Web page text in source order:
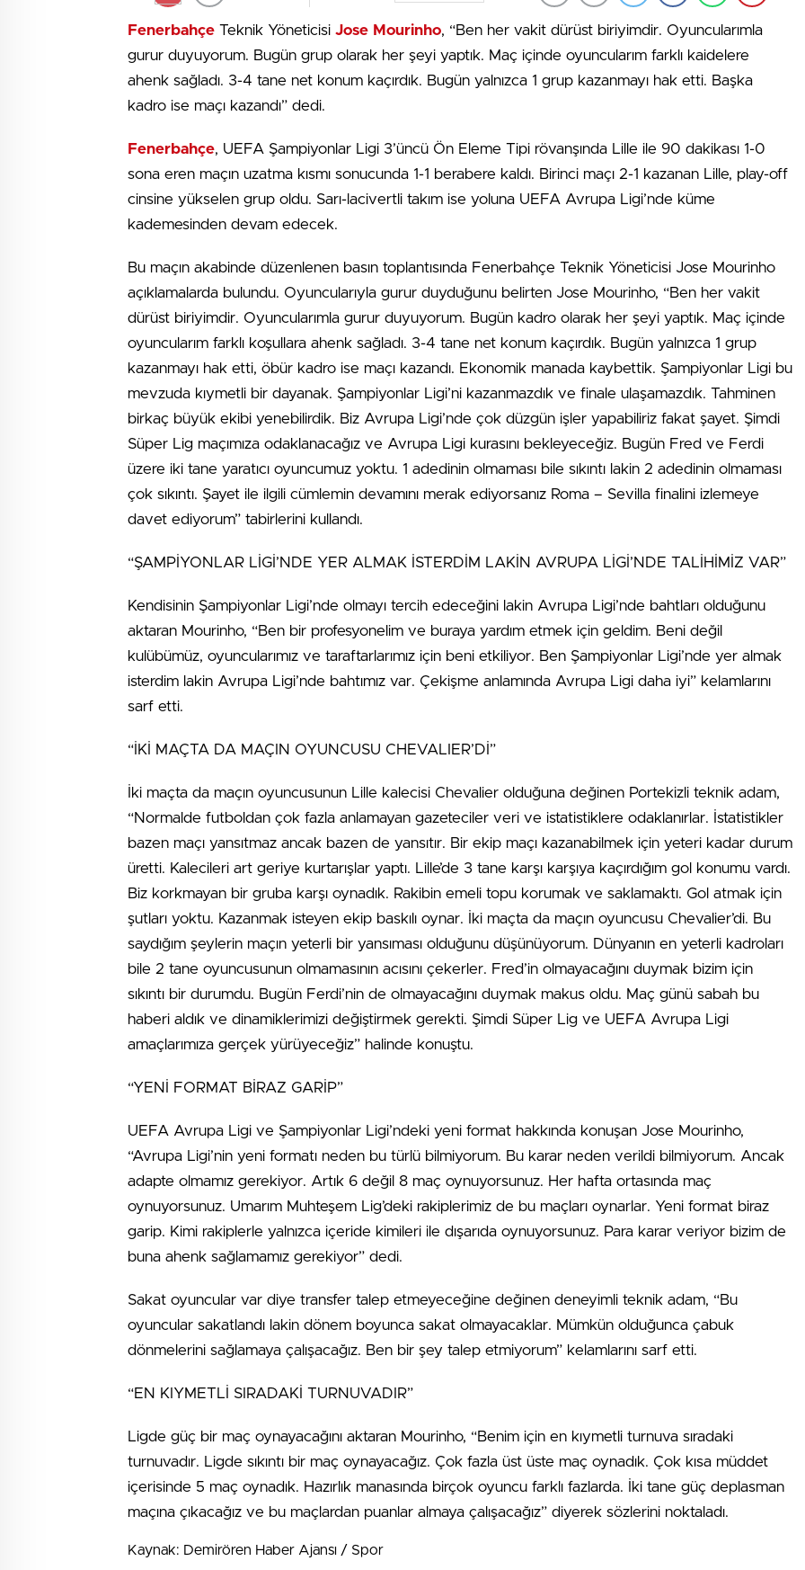
Fenerbahçe Teknik Yöneticisi Jose Mourinho, “Ben her vakit dürüst biriyimdir. Oyuncularımla
gurur duyuyorum. Bugün grup olarak her şeyi yaptık. Maç içinde oyuncularım farklı kaidelere
ahenk sağladı. 3-4 tane net konum kaçırdık. Bugün yalnızca 1 grup kazanmayı hak etti. Başka
kadro ise maçı kazandı” dedi.
Fenerbahçe, UEFA Şampiyonlar Ligi 3’üncü Ön Eleme Tipi rövanşında Lille ile 90 dakikası 1-0
sona eren maçın uzatma kısmı sonucunda 1-1 berabere kaldı. Birinci maçı 2-1 kazanan Lille, play-off
cinsine yükselen grup oldu. Sarı-lacivertli takım ise yoluna UEFA Avrupa Ligi’nde küme
kademesinden devam edecek.
Bu maçın akabinde düzenlenen basın toplantısında Fenerbahçe Teknik Yöneticisi Jose Mourinho
açıklamalarda bulundu. Oyuncularıyla gurur duyduğunu belirten Jose Mourinho, “Ben her vakit
dürüst biriyimdir. Oyuncularımla gurur duyuyorum. Bugün kadro olarak her şeyi yaptık. Maç içinde
oyuncularım farklı koşullara ahenk sağladı. 3-4 tane net konum kaçırdık. Bugün yalnızca 1 grup
kazanmayı hak etti, öbür kadro ise maçı kazandı. Ekonomik manada kaybettik. Şampiyonlar Ligi bu
mevzuda kıymetli bir dayanak. Şampiyonlar Ligi’ni kazanmazdık ve finale ulaşamazdık. Tahminen
birkaç büyük ekibi yenebilirdik. Biz Avrupa Ligi’nde çok düzgün işler yapabiliriz fakat şayet. Şimdi
Süper Lig maçımıza odaklanacağız ve Avrupa Ligi kurasını bekleyeceğiz. Bugün Fred ve Ferdi
üzere iki tane yaratıcı oyuncumuz yoktu. 1 adedinin olmaması bile sıkıntı lakin 2 adedinin olmaması
çok sıkıntı. Şayet ile ilgili cümlemin devamını merak ediyorsanız Roma – Sevilla finalini izlemeye
davet ediyorum” tabirlerini kullandı.
“ŞAMPİYONLAR LİGİ’NDE YER ALMAK İSTERDİM LAKİN AVRUPA LİGİ’NDE TALİHİMİZ VAR”
Kendisinin Şampiyonlar Ligi’nde olmayı tercih edeceğini lakin Avrupa Ligi’nde bahtları olduğunu
aktaran Mourinho, “Ben bir profesyonelim ve buraya yardım etmek için geldim. Beni değil
kulübümüz, oyuncularımız ve taraftarlarımız için beni etkiliyor. Ben Şampiyonlar Ligi’nde yer almak
isterdim lakin Avrupa Ligi’nde bahtımız var. Çekişme anlamında Avrupa Ligi daha iyi” kelamlarını
sarf etti.
“İKİ MAÇTA DA MAÇIN OYUNCUSU CHEVALIER’Dİ”
İki maçta da maçın oyuncusunun Lille kalecisi Chevalier olduğuna değinen Portekizli teknik adam,
“Normalde futboldan çok fazla anlamayan gazeteciler veri ve istatistiklere odaklanırlar. İstatistikler
bazen maçı yansıtmaz ancak bazen de yansıtır. Bir ekip maçı kazanabilmek için yeteri kadar durum
üretti. Kalecileri art geriye kurtarışlar yaptı. Lille’de 3 tane karşı karşıya kaçırdığım gol konumu vardı.
Biz korkmayan bir gruba karşı oynadık. Rakibin emeli topu korumak ve saklamaktı. Gol atmak için
şutları yoktu. Kazanmak isteyen ekip baskılı oynar. İki maçta da maçın oyuncusu Chevalier’di. Bu
saydığım şeylerin maçın yeterli bir yansıması olduğunu düşünüyorum. Dünyanın en yeterli kadroları
bile 2 tane oyuncusunun olmamasının acısını çekerler. Fred’in olmayacağını duymak bizim için
sıkıntı bir durumdu. Bugün Ferdi’nin de olmayacağını duymak makus oldu. Maç günü sabah bu
haberi aldık ve dinamiklerimizi değiştirmek gerekti. Şimdi Süper Lig ve UEFA Avrupa Ligi
amaçlarımıza gerçek yürüyeceğiz” halinde konuştu.
“YENİ FORMAT BİRAZ GARİP”
UEFA Avrupa Ligi ve Şampiyonlar Ligi’ndeki yeni format hakkında konuşan Jose Mourinho,
“Avrupa Ligi’nin yeni formatı neden bu türlü bilmiyorum. Bu karar neden verildi bilmiyorum. Ancak
adapte olmamız gerekiyor. Artık 6 değil 8 maç oynuyorsunuz. Her hafta ortasında maç
oynuyorsunuz. Umarım Muhteşem Lig’deki rakiplerimiz de bu maçları oynarlar. Yeni format biraz
garip. Kimi rakiplerle yalnızca içeride kimileri ile dışarıda oynuyorsunuz. Para karar veriyor bizim de
buna ahenk sağlamamız gerekiyor” dedi.
Sakat oyuncular var diye transfer talep etmeyeceğine değinen deneyimli teknik adam, “Bu
oyuncular sakatlandı lakin dönem boyunca sakat olmayacaklar. Mümkün olduğunca çabuk
dönmelerini sağlamaya çalışacağız. Ben bir şey talep etmiyorum” kelamlarını sarf etti.
“EN KIYMETLİ SIRADAKİ TURNUVADIR”
Ligde güç bir maç oynayacağını aktaran Mourinho, “Benim için en kıymetli turnuva sıradaki
turnuvadır. Ligde sıkıntı bir maç oynayacağız. Çok fazla üst üste maç oynadık. Çok kısa müddet
içerisinde 5 maç oynadık. Hazırlık manasında birçok oyuncu farklı fazlarda. İki tane güç deplasman
maçına çıkacağız ve bu maçlardan puanlar almaya çalışacağız” diyerek sözlerini noktaladı.
Kaynak: Demirören Haber Ajansı / Spor